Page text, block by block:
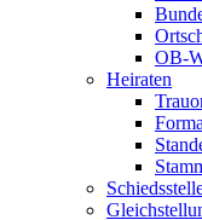
OB-
Heiraten